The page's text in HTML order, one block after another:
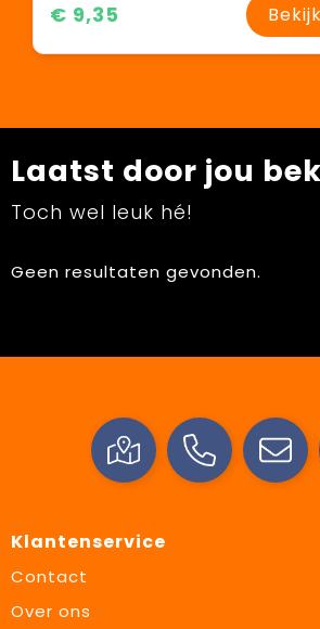
€ 9,35 Bekijk
Laatst door jou
Toch wel leuk hé!
Geen resultaten gevonden.
Klantenservice
Contact
Over ons